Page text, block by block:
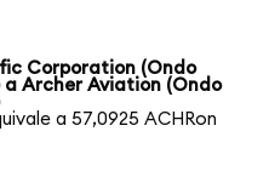
Corporation (Ondo
a Archer Aviation (Ondo
a 57,0925 ACHRon